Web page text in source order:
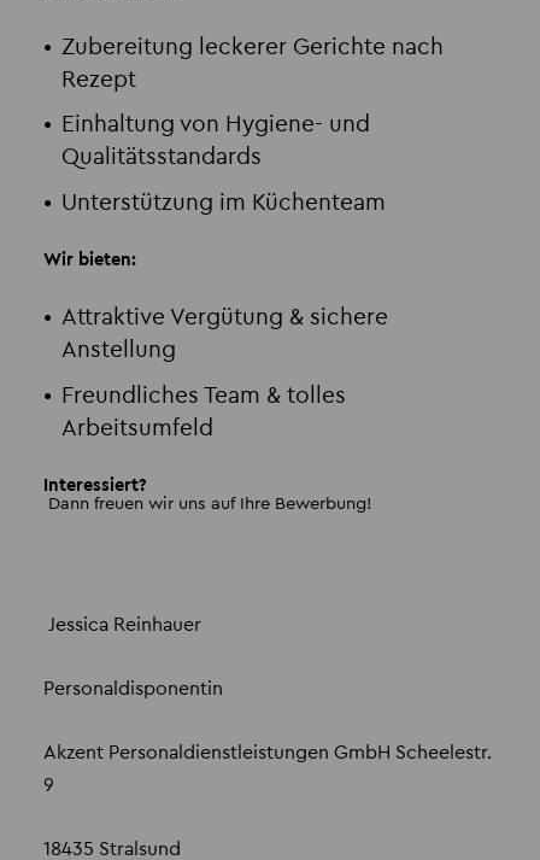
Zubereitung leckerer Gerichte nach
Rezept
Einhaltung von Hygiene- und
Qualitätsstandards
Unterstützung im Küchenteam
Wir bieten:
Attraktive Vergütung & sichere
Anstellung
Freundliches Team & tolles
Arbeitsumfeld
Interessiert?
Dann freuen wir uns auf Ihre Bewerbung!
Jessica Reinhauer
Personaldisponentin
Akzent Personaldienstleistungen GmbH Scheelestr.
9
18435 Stralsund